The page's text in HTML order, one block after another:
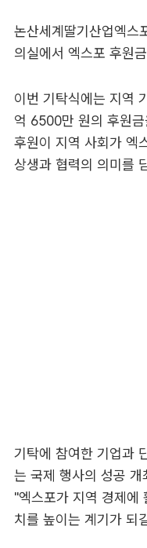
논산세계딸기산업엑스
의실에서 엑스포 후원
이번 기탁식에는 지역
억 6500만 원의 후원
후원이 지역 사회가 엑
상생과 협력의 의미를
기탁에 참여한 기업과
는 국제 행사의 성공
"엑스포가 지역 경제에
치를 높이는 계기가 되